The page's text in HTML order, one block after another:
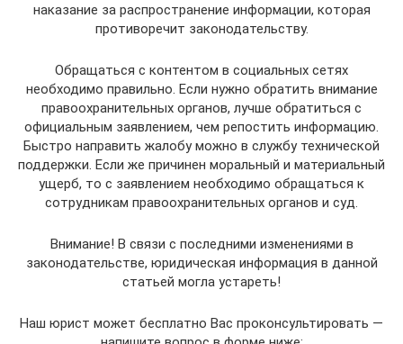
наказание за распространение информации, которая
противоречит законодательству.
Обращаться с контентом в социальных сетях
необходимо правильно. Если нужно обратить внимание
правоохранительных органов, лучше обратиться с
официальным заявлением, чем репостить информацию.
Быстро направить жалобу можно в службу технической
поддержки. Если же причинен моральный и материальный
ущерб, то с заявлением необходимо обращаться к
сотрудникам правоохранительных органов и суд.
Внимание! В связи с последними изменениями в
законодательстве, юридическая информация в данной
статьей могла устареть!
Наш юрист может бесплатно Вас проконсультировать —